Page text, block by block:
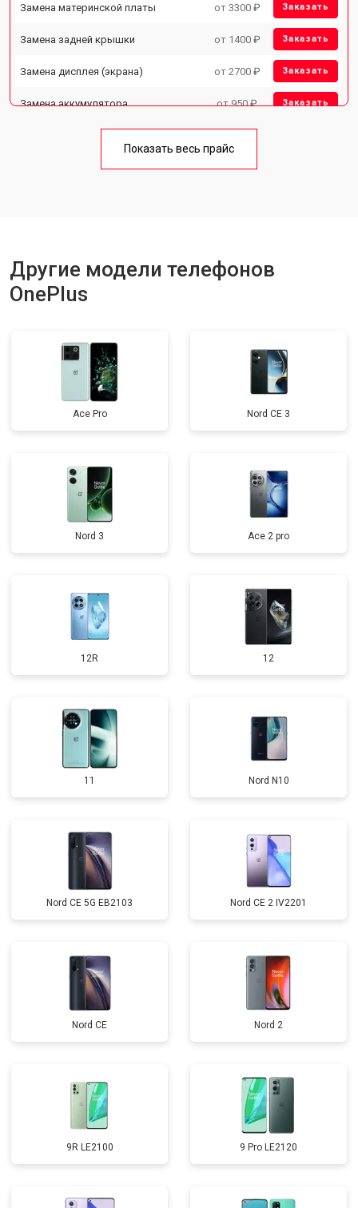
Замена материнской платы от 3300 ₽ Заказать
Замена задней крышки от 1400 ₽ Заказать
Замена дисплея (экрана) от 2700 ₽ Заказать
Замена аккумулятора от 950 ₽ Заказать
Ремонт цепи питания от 3200 ₽
Показать весь прайс
Другие модели телефонов
OnePlus
Ace Pro Nord CE 3
Nord 3 Ace 2 pro
12R 12
11 Nord N10
Nord CE 5G EB2103 Nord CE 2 IV2201
Nord CE Nord 2
9R LE2100 9 Pro LE2120